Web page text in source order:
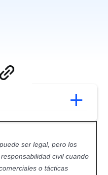
los
la selección de
jurídicos
ser legal, pero los
civil cuando
o tácticas